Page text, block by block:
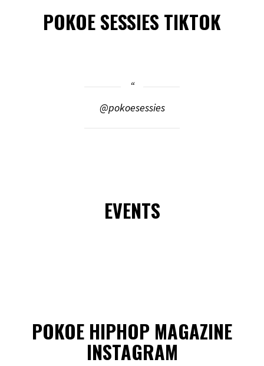
POKOE SESSIES TIKTOK
@pokoesessies
EVENTS
POKOE HIPHOP MAGAZINE
INSTAGRAM